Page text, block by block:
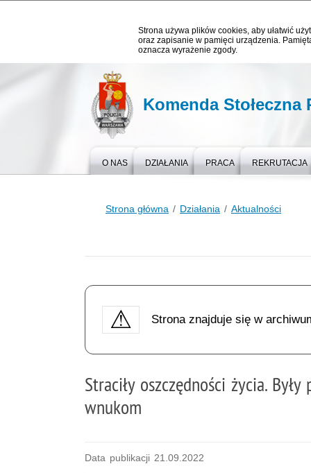
Strona używa plików cookies, aby ułatwić
oraz zapisanie w pamięci urządzenia.
oznacza wyrażenie zgody.
Komenda Stołeczna
O NAS DZIAŁANIA PRACA REKRUTACJA
Strona główna Działania Aktualności
Strona znajduje się w
Straciły oszczędności życia.
wnukom
Data publikacji 21.09.2022